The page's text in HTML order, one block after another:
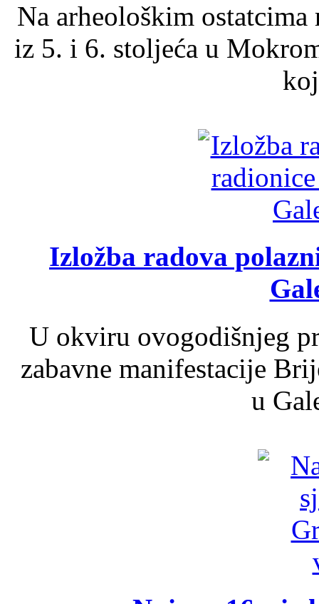
Na arheološkim
iz 5. i 6. stoljeća u
Izložba radova
U okviru ovogodišnjeg
zabavne manifestacije
u